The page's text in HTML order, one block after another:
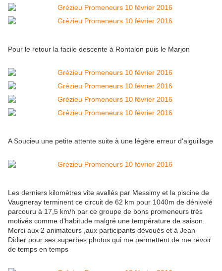
Pour le retour la facile descente à Rontalon puis le Marjon
A Soucieu une petite attente suite à une légère erreur d'aiguillage
Les derniers kilomètres vite avallés par Messimy et la piscine de
Vaugneray terminent ce circuit de 62 km pour 1040m de dénivelé
parcouru à 17,5 km/h par ce groupe de bons promeneurs très
motivés comme d'habitude malgré une température de saison.
Merci aux 2 animateurs ,aux participants dévoués et à Jean
Didier pour ses superbes photos qui me permettent de me revoir
de temps en temps